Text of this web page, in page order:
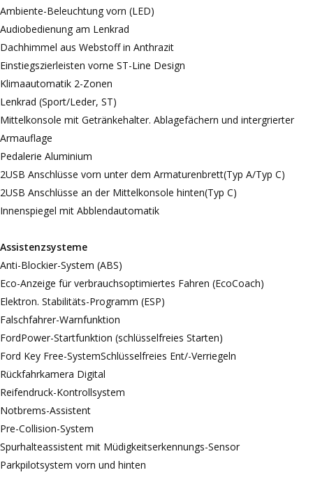
Ambiente-Beleuchtung vorn (LED)
Audiobedienung am Lenkrad
Dachhimmel aus Webstoff in Anthrazit
Einstiegszierleisten vorne ST-Line Design
Klimaautomatik 2-Zonen
Lenkrad (Sport/Leder, ST)
Mittelkonsole mit Getränkehalter. Ablagefächern und intergrierter
Armauflage
Pedalerie Aluminium
2USB Anschlüsse vorn unter dem Armaturenbrett(Typ A/Typ C)
2USB Anschlüsse an der Mittelkonsole hinten(Typ C)
Innenspiegel mit Abblendautomatik
Assistenzsysteme
Anti-Blockier-System (ABS)
Eco-Anzeige für verbrauchsoptimiertes Fahren (EcoCoach)
Elektron. Stabilitäts-Programm (ESP)
Falschfahrer-Warnfunktion
FordPower-Startfunktion (schlüsselfreies Starten)
Ford Key Free-SystemSchlüsselfreies Ent/-Verriegeln
Rückfahrkamera Digital
Reifendruck-Kontrollsystem
Notbrems-Assistent
Pre-Collision-System
Spurhalteassistent mit Müdigkeitserkennungs-Sensor
Parkpilotsystem vorn und hinten